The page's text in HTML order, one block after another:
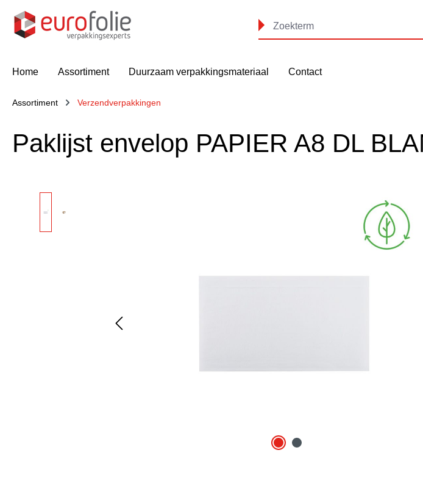
Ga naar de hoofdnavigatie
Home Assortiment Duurzaam verpakkingsmateriaal Contact
Assortiment Verzendverpakkingen
Paklijst envelop PAPIER A8 DL